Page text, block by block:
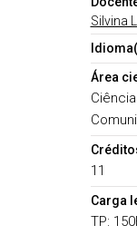
Silvina
Área
11
Carga
TP: